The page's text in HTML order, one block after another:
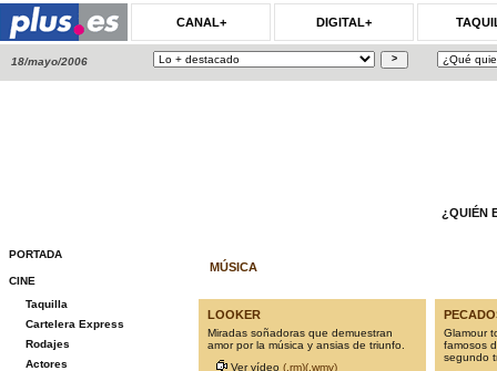
CANAL+ DIGITAL+
18/mayo/2006
¿QUIÉN
PORTADA
CINE
Taquilla
Cartelera Express
Rodajes
Actores
MÚSICA
LOOKER
Miradas soñadoras que demuestran
amor por la música y ansias de triunfo.
Ver vídeo (.rm)(.wmv)
Glamour
famosos
segundo